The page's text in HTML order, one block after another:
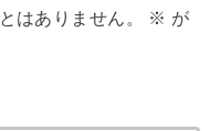
はありません。 ※ が